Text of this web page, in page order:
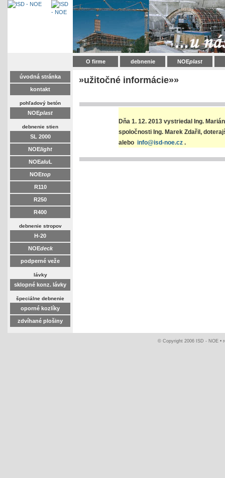
O firme debnenie NOEplast
úvodná stránka
kontakt
pohľadový betón
NOEplast
debnenie stien
SL 2000
NOElight
NOEaluL
NOEtop
R110
R250
R400
debnenie stropov
H-20
NOEdeck
podperné veže
lávky
sklopné konz. lávky
špeciálne debnenie
oporné kozlíky
zdvíhané plošiny
»užitočné informácie»»
Dňa 1. 12. 2013 vystriedal Ing.
spoločnosti Ing. Marek Zdařil,
alebo info@isd-noe.cz .
© Copyright 2006 ISD - NOE •